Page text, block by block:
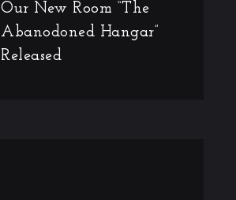
Our New Room “The
Abanodoned Hangar”
Released